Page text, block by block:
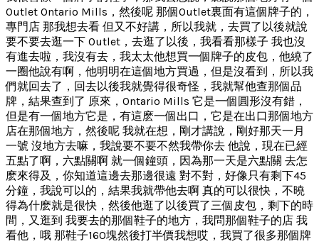
Outlet Ontario Mills，然後呢 那個Outlet裏面有這個牌子的，
專門店 那我想去看 但又不好講，所以我就，去買了以後就說
要不要去逛一下 Outlet，去逛了以後，我看看那樣子 我也沒
有進去啦，我沒有去，我太太他想買一個牌子的皮包，他繞了
一圈他說有啊，他明明在這個地方買過，但是沒看到，所以我
們就回去了，回去以後我就覺得很奇怪，我就幫他查那個品
牌，結果查到了 原來，Ontario Mills 它是一個圓形沒有錯，
但是有一個地方它是，有這麽一個出口，它是在出口那個地方
店在那個地方，然後呢 我就在想，剛才講說，剛好那天一月
一號 沒地方去嘛，我說要不要不然我帶你去 他說，現在已經
五點了啊，六點關啊 就一個鐘頭，因為那一天是六點關 去怎
麽來得及，你知道這邊去那邊很遠 對不對，好像只有剩下45
分鐘，我說可以的，結果我就帶他去啊 真的可以很快，不曉
得為什麽就是很快，然後他逛了以後買了三個皮包，剩下的時
間，又逛到 我要去的那個鞋子的地方，我問那個鞋子的店 我
看他，哦 那鞋子160塊然後打半價我想哎，我買了很多那個牌